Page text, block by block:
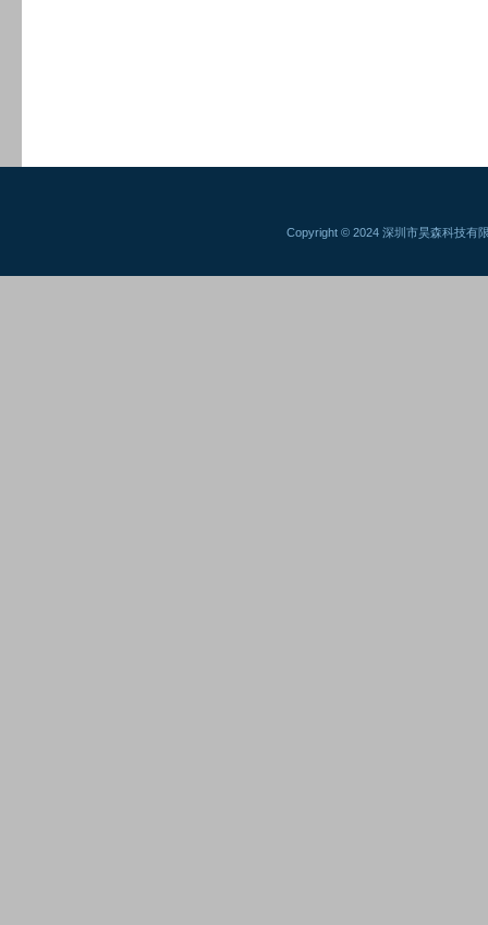
Copyright © 2024 深圳市昊森科技有